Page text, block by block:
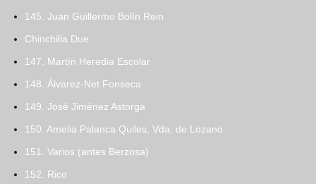
145. Juan Guillermo Bolín Rein
Chinchilla Due
147. Martín Heredia Escolar
148. Álvarez-Net Fonseca
149. José Jiménez Astorga
150. Amelia Palanca Quiles, Vda. de Lozano
151. Varios (antes Berzosa)
152. Rico